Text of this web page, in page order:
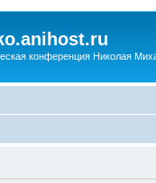
конференция Николая